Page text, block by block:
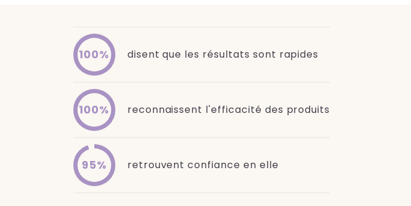
100% disent que les résultats sont rapides
100% reconnaissent l'efficacité des produits
95% retrouvent confiance en elle